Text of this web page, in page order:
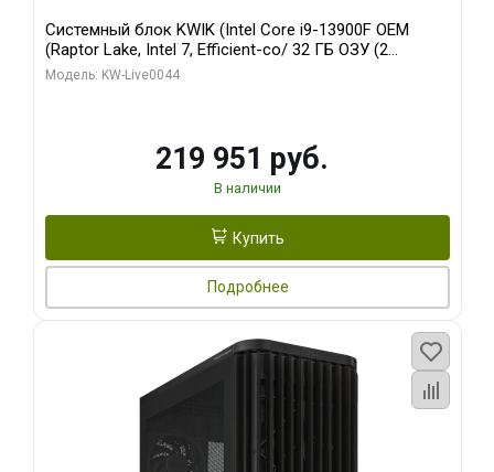
Системный блок KWIK (Intel Core i9-13900F OEM
(Raptor Lake, Intel 7, Efficient-co/ 32 ГБ ОЗУ (2
модуля)/ Gigabyte RTX5070Ti AERO OC 16GB GDDR7
Модель: KW-Live0044
219 951 руб.
В наличии
Купить
Подробнее